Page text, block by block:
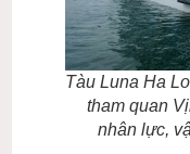
Tàu Luna Ha
tham quan
nhân lực,